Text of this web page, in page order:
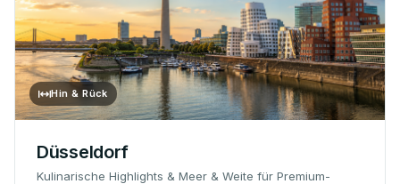
Hin & Rück
Düsseldorf
Kulinarische Highlights & Meer & Weite für Premium-